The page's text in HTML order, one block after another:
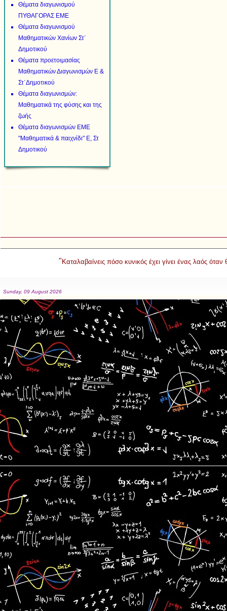
Θέματα διαγωνισμού
ΠΥΘΑΓΟΡΑΣ ΕΜΕ
Θέματα διαγωνισμού
Μαθηματικών Χανίων Στ΄
Δημοτικού
Θέματα προετοιμασίας
Μαθηματικών Διαγωνισμών Ε &
Στ΄Δημοτικού
Θέματα διαγωνισμών:
Μαθηματικά της φύσης και της
ζωής
Θέματα διαγωνισμών ΕΜΕ
"Μαθηματικά & παιχνίδι" Ε, Στ
Δημοτικού
" Καταλαβαίνεις πόσο κυνικός έχει γίνει ένας λαός
Sunday, 09 August 2026